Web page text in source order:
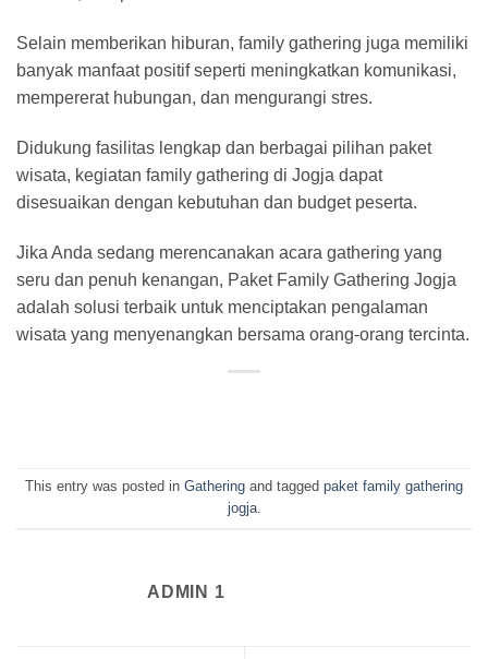
Selain memberikan hiburan, family gathering juga memiliki
banyak manfaat positif seperti meningkatkan komunikasi,
mempererat hubungan, dan mengurangi stres.
Didukung fasilitas lengkap dan berbagai pilihan paket
wisata, kegiatan family gathering di Jogja dapat
disesuaikan dengan kebutuhan dan budget peserta.
Jika Anda sedang merencanakan acara gathering yang
seru dan penuh kenangan, Paket Family Gathering Jogja
adalah solusi terbaik untuk menciptakan pengalaman
wisata yang menyenangkan bersama orang-orang tercinta.
This entry was posted in Gathering and tagged paket family gathering
jogja.
ADMIN 1